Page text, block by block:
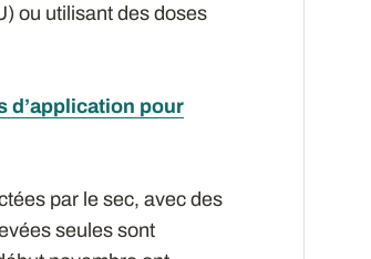
ou utilisant des doses
d’application pour
par le sec, avec des
seules sont